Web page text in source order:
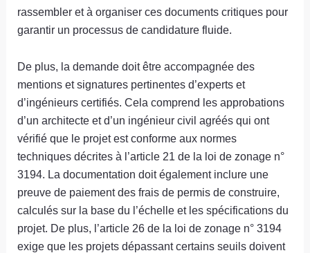
rassembler et à organiser ces documents critiques pour
garantir un processus de candidature fluide.
De plus, la demande doit être accompagnée des
mentions et signatures pertinentes d’experts et
d’ingénieurs certifiés. Cela comprend les approbations
d’un architecte et d’un ingénieur civil agréés qui ont
vérifié que le projet est conforme aux normes
techniques décrites à l’article 21 de la loi de zonage n°
3194. La documentation doit également inclure une
preuve de paiement des frais de permis de construire,
calculés sur la base du l’échelle et les spécifications du
projet. De plus, l’article 26 de la loi de zonage n° 3194
exige que les projets dépassant certains seuils doivent